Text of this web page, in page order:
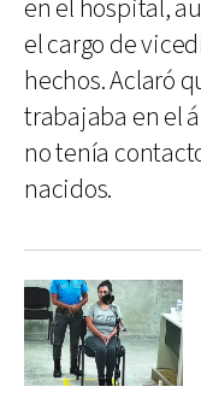
en el hospital,
el cargo de
hechos. Aclaró
trabajaba en el
no tenía
nacidos.